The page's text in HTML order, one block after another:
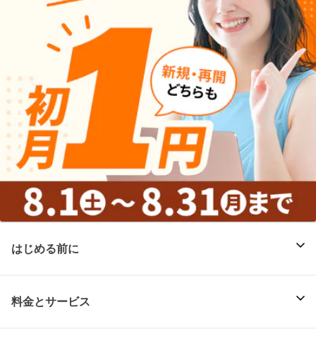
はじめる前に
料金とサービス